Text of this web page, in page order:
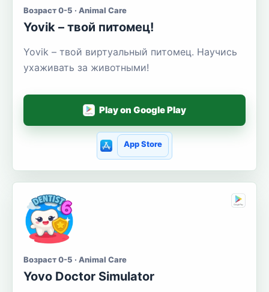
Возраст 0-5 · Animal Care
Yovik – твой питомец!
Yovik – твой виртуальный питомец. Научись
ухаживать за животными!
Play on Google Play
App Store
Возраст 0-5 · Animal Care
Yovo Doctor Simulator